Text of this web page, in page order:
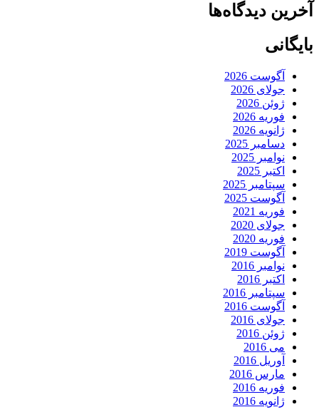
آخرین دیدگاه‌ها
بایگانی
آگوست 2026
جولای 2026
ژوئن 2026
فوریه 2026
ژانویه 2026
دسامبر 2025
نوامبر 2025
اکتبر 2025
سپتامبر 2025
آگوست 2025
فوریه 2021
جولای 2020
فوریه 2020
آگوست 2019
نوامبر 2016
اکتبر 2016
سپتامبر 2016
آگوست 2016
جولای 2016
ژوئن 2016
می 2016
آوریل 2016
مارس 2016
فوریه 2016
ژانویه 2016